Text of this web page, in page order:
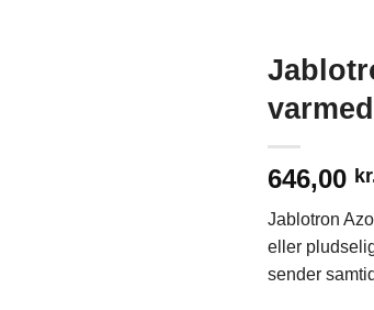
646,00
Jablotron
eller
sender